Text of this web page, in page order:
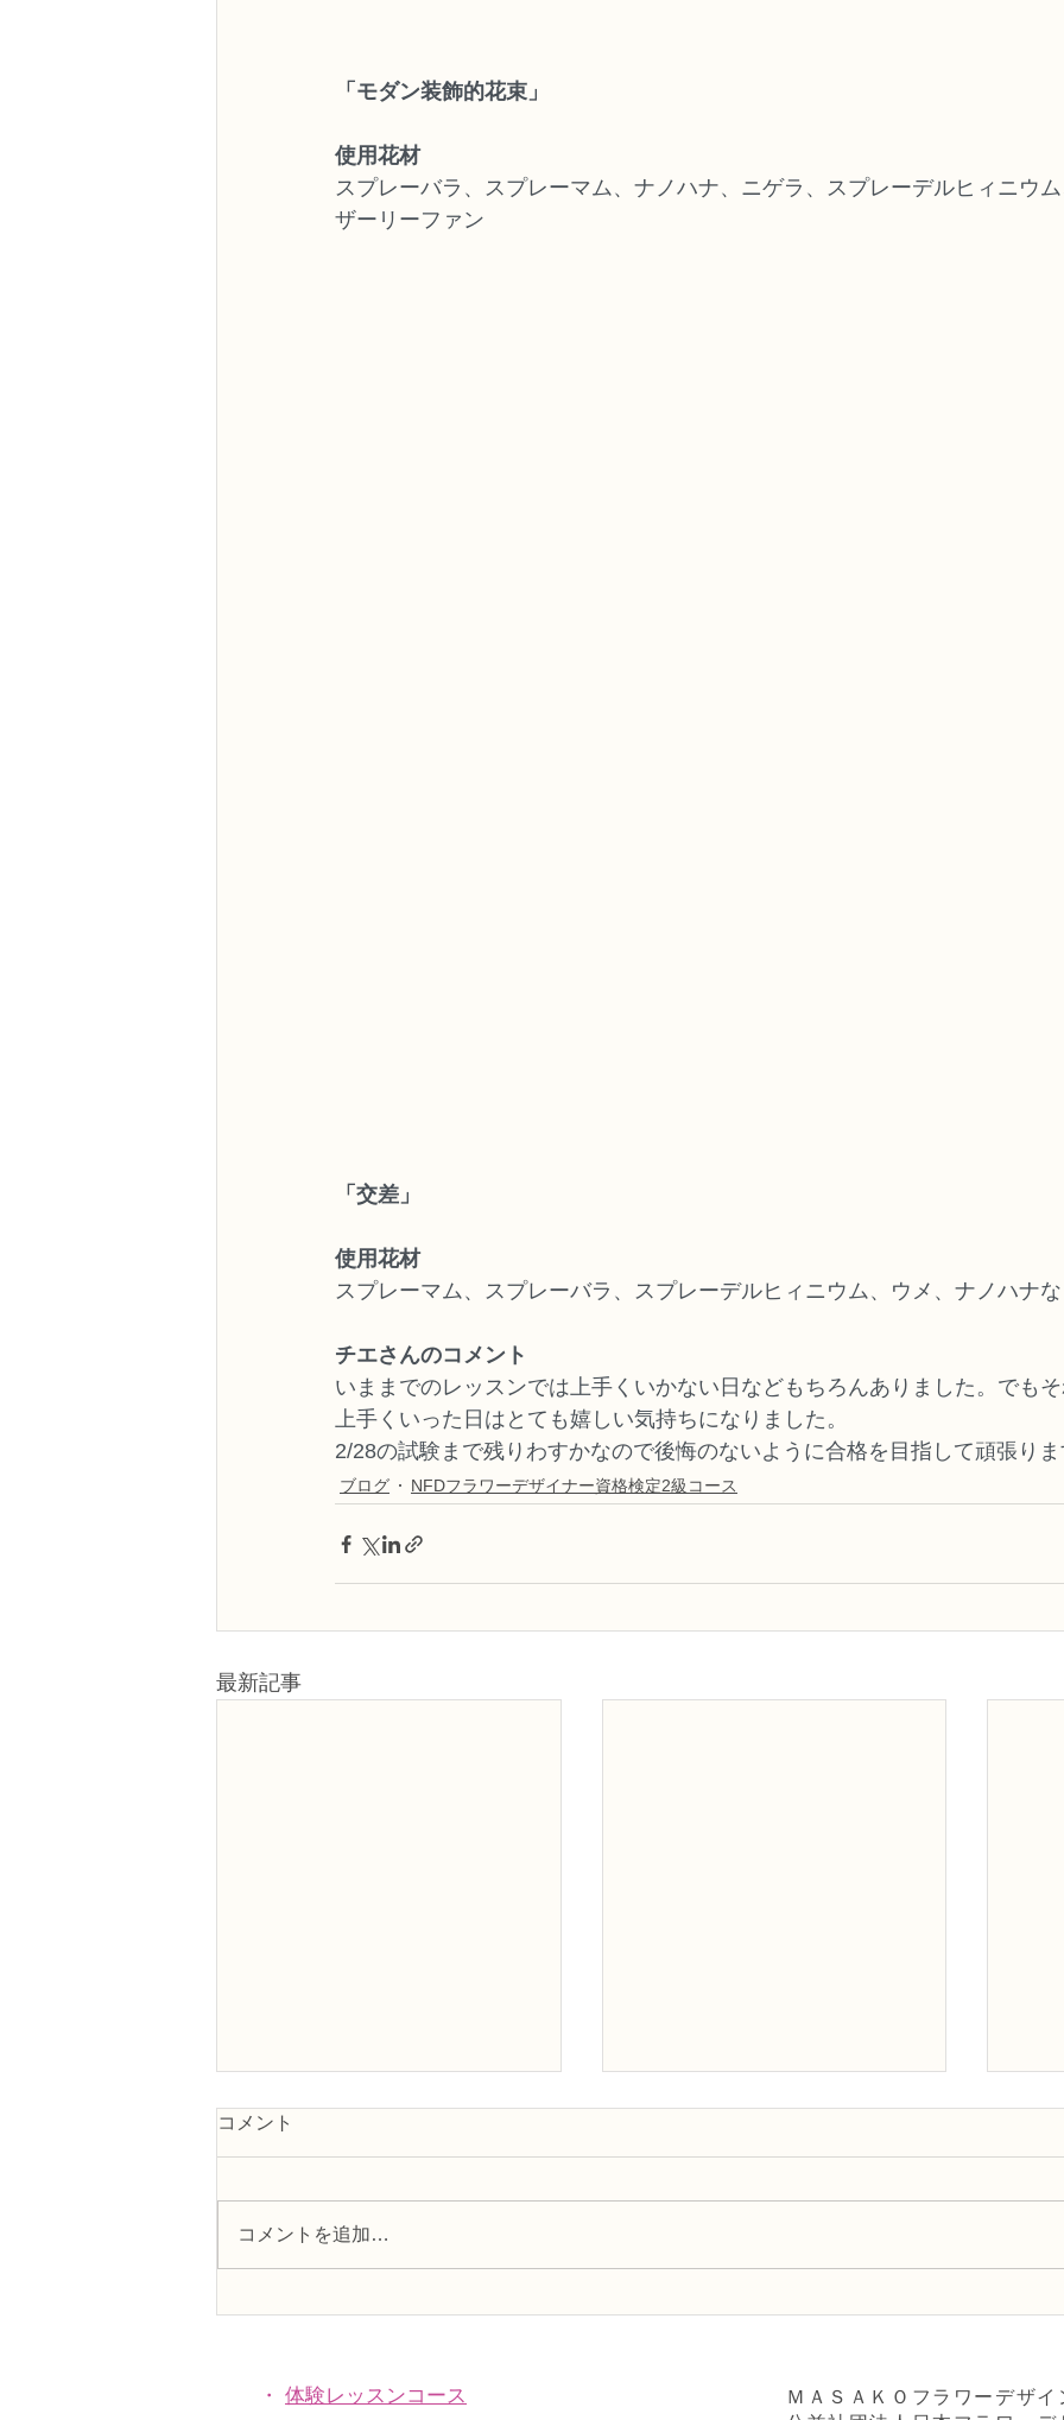
「モダン装飾的花束」
使用花材
スプレーバラ、スプレーマム、ナノハナ、ニゲラ、スプレーデルヒィニウ
ザーリーファン
「交差」
使用花材
スプレーマム、スプレーバラ、スプレーデルヒィニウム、ウメ、ナノハナ
チエさんのコメント
いままでのレッスンでは上手くいかない日などもちろんありました。でも
上手くいった日はとても嬉しい気持ちになりました。
2/28の試験まで残りわすかなので後悔のないように合格を目指して頑張り
ブログ NFDフラワーデザイナー資格検定2級コース
最新記事
コメント
コメントを追加…
・ 体験レッスンコース
ＭＡＳＡＫＯフラワーデザイ